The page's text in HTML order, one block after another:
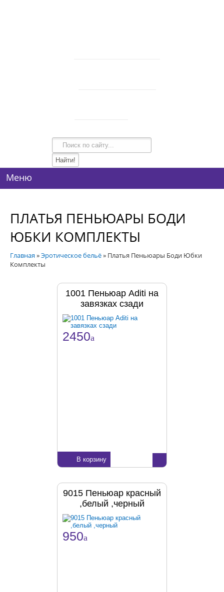
Меню
ПЛАТЬЯ ПЕНЬЮАРЫ БОДИ
ЮБКИ КОМПЛЕКТЫ
Главная»Эротическое бельё» Платья Пеньюары Боди Юбки
Комплекты
1001 Пеньюар Aditi на
завязках сзади
2450a
В корзину
9015 Пеньюар красный
,белый ,черный
950a